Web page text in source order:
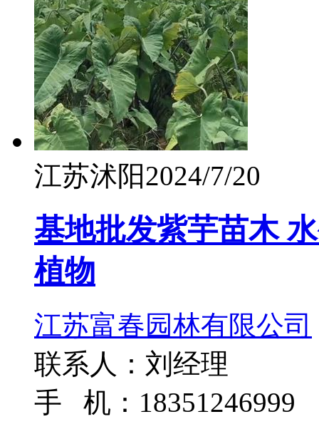
江苏沭阳2024/7/20
基地批发紫芋苗木
植物
江苏富春园林有限公司
联系人：刘经理
手 机：18351246999